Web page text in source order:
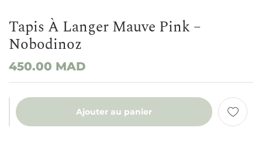
Tapis À Langer Mauve Pink –
Nobodinoz
450.00 MAD
Ajouter au panier